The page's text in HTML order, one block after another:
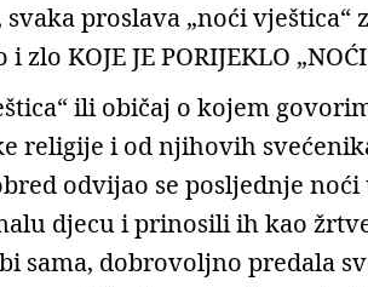
proslava „noći vještica“
zlo KOJE JE PORIJEKLO „NOĆI
ili običaj o kojem
religije i od njihovih
odvijao se posljednje
djecu i prinosili ih kao
sama, dobrovoljno predala